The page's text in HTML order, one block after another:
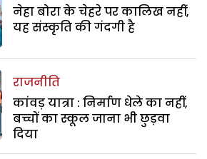
नेहा बोरा के चेहरे पर कालिख नहीं,
यह संस्कृति की गंदगी है
राजनीति
कांवड़ यात्रा : निर्माण धेले का नहीं,
बच्चों का स्कूल जाना भी छुड़वा
दिया